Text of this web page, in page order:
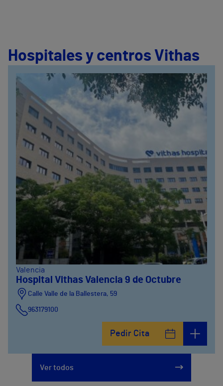
Hospitales y centros Vithas
Valencia
Hospital Vithas Valencia 9 de Octubre
Calle Valle de la Ballestera, 59
963179100
Pedir Cita
Ver todos